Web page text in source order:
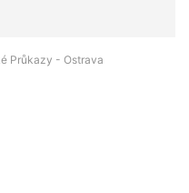
Průkazy - Ostrava